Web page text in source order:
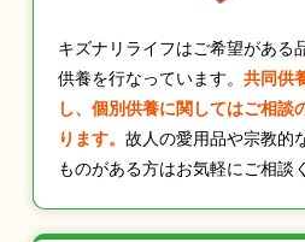
キズナリライフはご希望がある
供養を行なっています。 共同供
し、個別供養に関してはご相談
ります。 故人の愛用品や宗教的
ものがある方はお気軽にご相談